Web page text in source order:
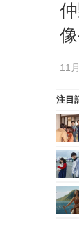
11
注目